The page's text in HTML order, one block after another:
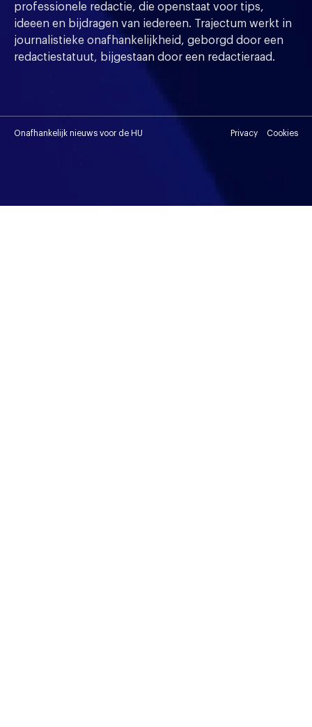
professionele redactie, die openstaat voor tips,
ideeen en bijdragen van iedereen. Trajectum werkt in
journalistieke onafhankelijkheid, geborgd door een
redactiestatuut, bijgestaan door een redactieraad.
Onafhankelijk nieuws voor de HU Privacy Cookies